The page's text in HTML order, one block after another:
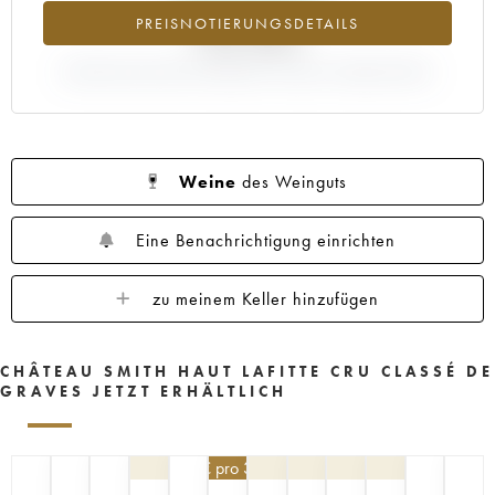
1955
1953 1952 1950
1949
PREISNOTIERUNGSDETAILS
+34.46%
Weine des Weinguts
Eine Benachrichtigung einrichten
zu meinem Keller hinzufügen
CHÂTEAU SMITH HAUT LAFITTE CRU CLASSÉ DE
GRAVES JETZT ERHÄLTLICH
€ pro 3 | -10%